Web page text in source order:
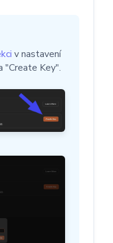
v nastavení
"Create Key".